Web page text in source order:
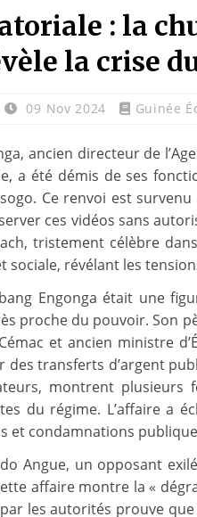
: la
la crise
09 Nov 2024 Guinée
ancien directeur de
a été démis de ses
Ce renvoi est
ces vidéos sans
tristement célèbre
sociale, révélant les
Engonga était une
proche du pouvoir. Son
et ancien ministre
transferts d’argent
montrent plusieurs
du régime. L’affaire a
et condamnations
Angue, un opposant
affaire montre la «
les autorités prouve